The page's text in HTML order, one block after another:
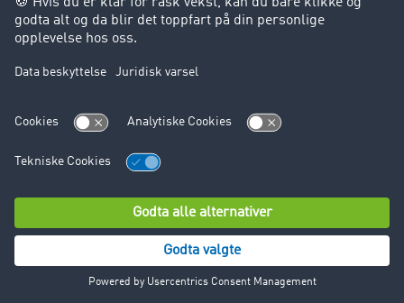
telefonnummer)
Firmainformasjon (f.eks. firmanavn, adresser)
Bruksdata (f.eks. interaksjoner på nettsiden,
Eventuelle samtykker og preferanser
Disse opplysningene behandles på følgende juridiske
Oppfyllelse av kontrakten og pre-kontraktuelle
tiltak (art. 6 (1) (b) GDPR)
Legitime interesser i forretningsutvikling og
markedsføringsoptimalisering (art. 6 (1) (f) GDPR)